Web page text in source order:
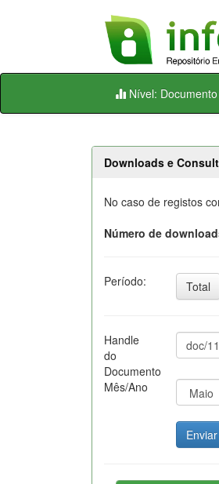
Skip
Nível: Documento
Downloads e
No caso de registos
Número de
Período: Total
Handle
do
Documento
Mês/Ano